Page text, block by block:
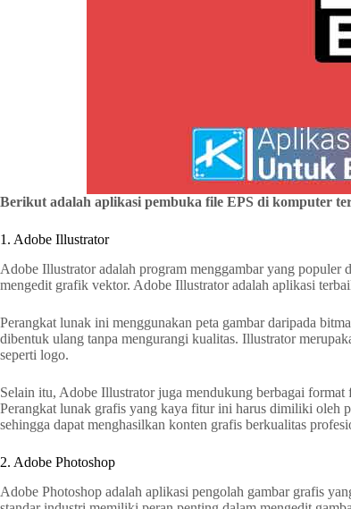
Berikut adalah aplikasi pembuka file EPS di komputer
1. Adobe Illustrator
Adobe Illustrator adalah program menggambar yang populer
mengedit grafik vektor. Adobe Illustrator adalah aplikasi
Perangkat lunak ini menggunakan peta gambar daripada
dibentuk ulang tanpa mengurangi kualitas. Illustrator
seperti logo.
Selain itu, Adobe Illustrator juga mendukung berbagai
Perangkat lunak grafis yang kaya fitur ini harus dimiliki oleh
sehingga dapat menghasilkan konten grafis berkualitas
2. Adobe Photoshop
Adobe Photoshop adalah aplikasi pengolah gambar grafis